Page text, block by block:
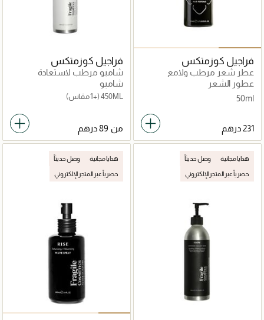
فراجيل كوزمتكس
عطر شعر مرطب ولامع
عطور الشعر
50ml
فراجيل كوزمتكس
شامبو مرطب لاستعادة
الإشراقة
شامبو
450ML (+1 مقاس)
من
هدايا مجانية وصل حديثاً
حصرياً عبر المتجر الإلكتروني
هدايا مجانية وصل حديثاً
حصرياً عبر المتجر الإلكتروني